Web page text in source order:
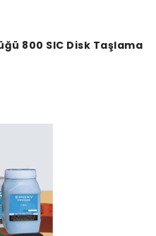
800 SIC Disk Taşlama